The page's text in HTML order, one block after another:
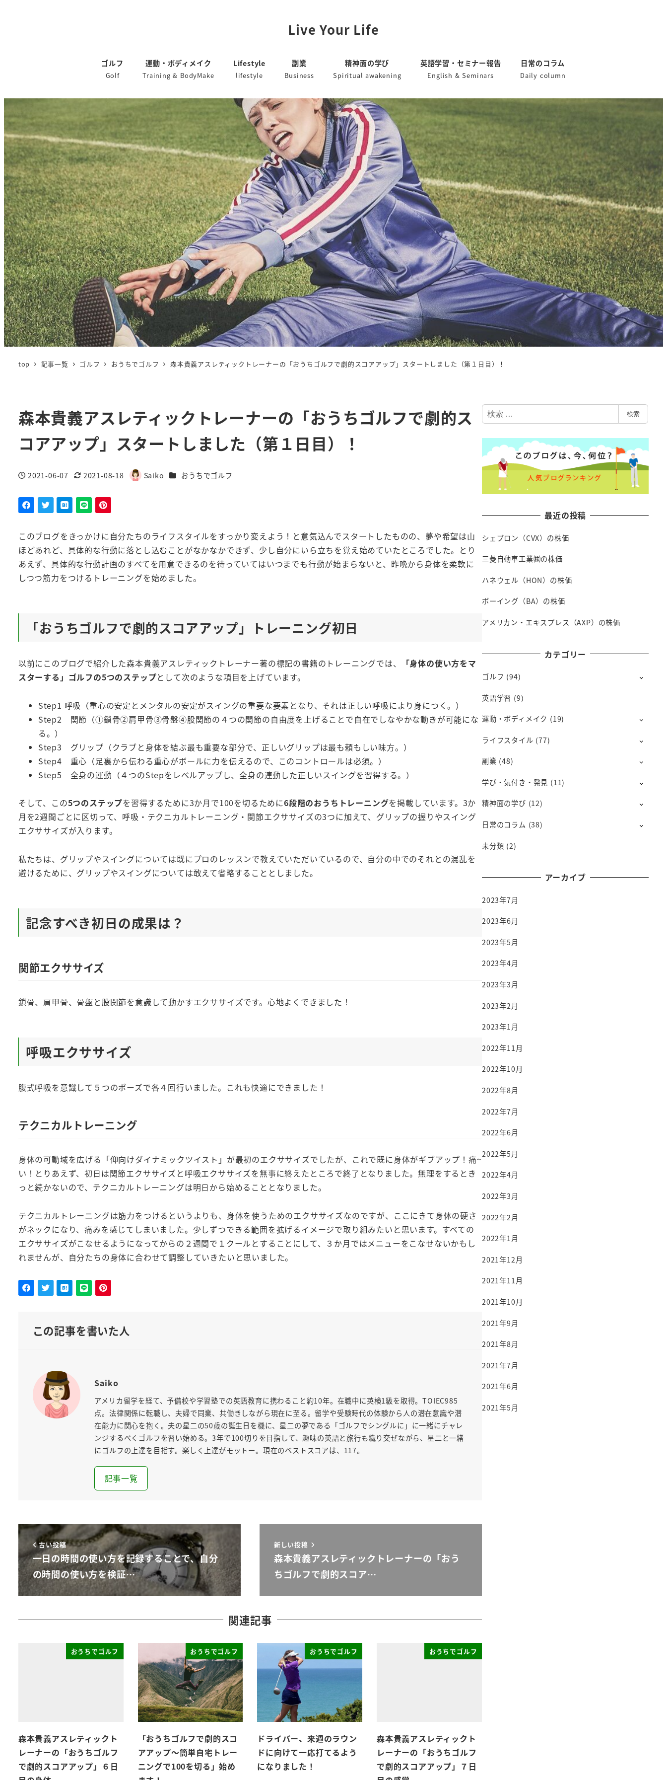
Live Your Life
ゴルフ
Golf
運動・ボディメイク
Training & BodyMake
Lifestyle
lifestyle
副業
Business
精神面の学び
Spiritual awakening
英語学習・セミナー報告
English & Seminars
日常のコラム
Daily column
top 記事一覧 ゴルフ おうちでゴルフ 森本貴義アスレティックトレーナーの「おうちゴルフで劇的スコアアップ」スタートしました（第１日目）！
森本貴義アスレティックトレーナーの「おうちゴルフで劇的ス
コアアップ」スタートしました（第１日目）！
投稿日
2021-06-07
更新日
2021-08-18
著
Saiko カテゴリー
おうちでゴルフ
このブログをきっかけに自分たちのライフスタイルをすっかり変えよう！と意気込んでスタートしたものの、夢や希望は山
ほどあれど、具体的な行動に落とし込むことがなかなかできず、少し自分にいら立ちを覚え始めていたところでした。とり
あえず、具体的な行動計画のすべてを用意できるのを待っていてはいつまでも行動が始まらないと、昨晩から身体を柔軟に
しつつ筋力をつけるトレーニングを始めました。
「おうちゴルフで劇的スコアアップ」トレーニング初日
以前にこのブログで紹介した森本貴義アスレティックトレーナー著の標記の書籍のトレーニングでは、
「身体の使い方をマ
スターする」ゴルフの5つのステップとして次のような項目を上げています。
Step1 呼吸（重心の安定とメンタルの安定がスイングの重要な要素となり、それは正しい呼吸により身につく。）
Step2 関節（①鎖骨②肩甲骨③骨盤④股関節の４つの関節の自由度を上げることで自在でしなやかな動きが可能にな
る。）
Step3 グリップ（クラブと身体を結ぶ最も重要な部分で、正しいグリップは最も頼もしい味方。）
Step4 重心（足裏から伝わる重心がボールに力を伝えるので、このコントロールは必須。）
Step5 全身の運動（４つのStepをレベルアップし、全身の連動した正しいスイングを習得する。）
そして、この5つのステップを習得するために3か月で100を切るために6段階のおうちトレーニングを掲載しています。3か
月を2週間ごとに区切って、呼吸・テクニカルトレーニング・関節エクササイズの3つに加えて、グリップの握りやスイング
エクササイズが入ります。
私たちは、グリップやスイングについては既にプロのレッスンで教えていただいているので、自分の中でのそれとの混乱を
避けるために、グリップやスイングについては敢えて省略することとしました。
記念すべき初日の成果は？
関節エクササイズ
鎖骨、肩甲骨、骨盤と股関節を意識して動かすエクササイズです。心地よくできました！
呼吸エクササイズ
腹式呼吸を意識して５つのポーズで各４回行いました。これも快適にできました！
テクニカルトレーニング
身体の可動域を広げる「仰向けダイナミックツイスト」が最初のエクササイズでしたが、これで既に身体がギブアップ！痛~
い！とりあえず、初日は関節エクササイズと呼吸エクササイズを無事に終えたところで終了となりました。無理をするとき
っと続かないので、テクニカルトレーニングは明日から始めることとなりました。
テクニカルトレーニングは筋力をつけるというよりも、身体を使うためのエクササイズなのですが、ここにきて身体の硬さ
がネックになり、痛みを感じてしまいました。少しずつできる範囲を拡げるイメージで取り組みたいと思います。すべての
エクササイズがこなせるようになってからの２週間で１クールとすることにして、３か月ではメニューをこなせないかもし
れませんが、自分たちの身体に合わせて調整していきたいと思いました。
この記事を書いた人
Saiko
アメリカ留学を経て、予備校や学習塾での英語教育に携わること約10年。在職中に英検1級を取得。TOIEC985
点。法律関係に転職し、夫婦で同業、共働きしながら現在に至る。留学や受験時代の体験から人の潜在意識や潜
在能力に関心を抱く。夫の星二の50歳の誕生日を機に、星二の夢である「ゴルフでシングルに」に一緒にチャレ
ンジするべくゴルフを習い始める。3年で100切りを目指して、趣味の英語と旅行も織り交ぜながら、星二と一緒
にゴルフの上達を目指す。楽しく上達がモットー。現在のベストスコアは、117。
記事一覧
古い投稿
一日の時間の使い方を記録することで、自分
の時間の使い方を検証…
新しい投稿
森本貴義アスレティックトレーナーの「おう
ちゴルフで劇的スコア…
関連記事
おうちでゴルフ
森本貴義アスレティックト
レーナーの「おうちゴルフ
で劇的スコアアップ」６日
おうちでゴルフ
「おうちゴルフで劇的スコ
アアップ～簡単自宅トレー
ニングで100を切る」始め
おうちでゴルフ
ドライバー、来週のラウン
ドに向けて一応打てるよう
になりました！
おうちでゴルフ
森本貴義アスレティックト
レーナーの「おうちゴルフ
で劇的スコアアップ」７日
検
索
検索
最近の投稿
シェブロン（CVX）の株価
三菱自動車工業㈱の株価
ハネウェル（HON）の株価
ボーイング（BA）の株価
アメリカン・エキスプレス（AXP）の株価
カテゴリー
ゴルフ (94)
英語学習 (9)
運動・ボディメイク (19)
ライフスタイル (77)
副業 (48)
学び・気付き・発見 (11)
精神面の学び (12)
日常のコラム (38)
未分類 (2)
アーカイブ
2023年7月
2023年6月
2023年5月
2023年4月
2023年3月
2023年2月
2023年1月
2022年11月
2022年10月
2022年8月
2022年7月
2022年6月
2022年5月
2022年4月
2022年3月
2022年2月
2022年1月
2021年12月
2021年11月
2021年10月
2021年9月
2021年8月
2021年7月
2021年6月
2021年5月